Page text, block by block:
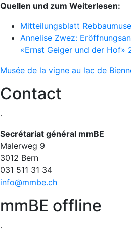
Quellen und zum Weiterlesen:
Mitteilungsblatt
Annelise Zwez:
«Ernst Geiger und der Hof»
Musée de la vigne au lac de
Contact
.
Secrétariat général mmBE
Malerweg 9
3012 Bern
031 511 31 34​​​​​​​
info@mmbe.ch
mmBE offline
.